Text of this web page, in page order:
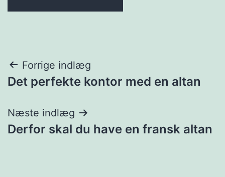
Indlægsnavigation
Forrige indlæg
Det perfekte kontor med en altan
Næste indlæg
Derfor skal du have en fransk altan